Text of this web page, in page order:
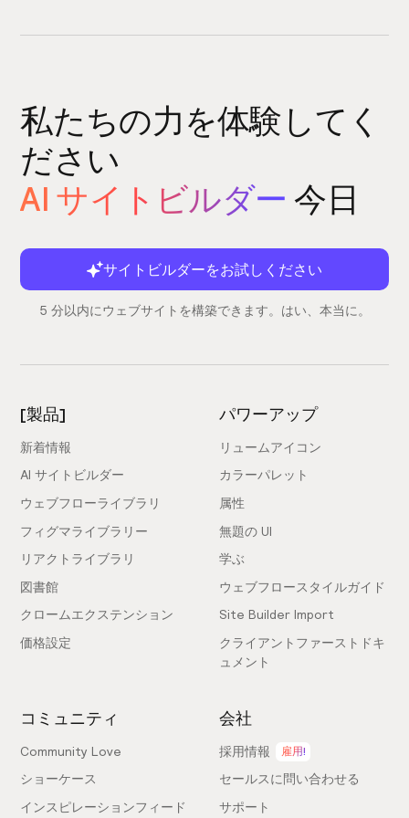
私たちの力を体験してく
ださい
AI サイトビルダー 今日
サイトビルダーをお試しください
5 分以内にウェブサイトを構築できます。はい、本当に。
[製品]
新着情報
AI サイトビルダー
ウェブフローライブラリ
フィグマライブラリー
リアクトライブラリ
図書館
クロームエクステンション
価格設定
パワーアップ
リュームアイコン
カラーパレット
属性
無題の UI
学ぶ
ウェブフロースタイルガイド
Site Builder Import
クライアントファーストドキ
ュメント
コミュニティ
Community Love
ショーケース
インスピレーションフィード
会社
採用情報 雇用!
セールスに問い合わせる
サポート